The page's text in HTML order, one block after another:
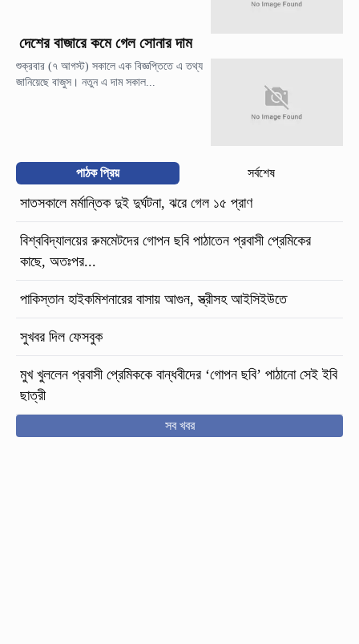
দেশের বাজারে কমে গেল সোনার দাম
শুক্রবার (৭ আগস্ট) সকালে এক বিজ্ঞপ্তিতে এ তথ্য
জানিয়েছে বাজুস। নতুন এ দাম সকাল...
পাঠক প্রিয় সর্বশেষ
সাতসকালে মর্মান্তিক দুই দুর্ঘটনা, ঝরে গেল ১৫ প্রাণ
বিশ্ববিদ্যালয়ের রুমমেটদের গোপন ছবি পাঠাতেন প্রবাসী প্রেমিকের
কাছে, অতঃপর...
পাকিস্তান হাইকমিশনারের বাসায় আগুন, স্ত্রীসহ আইসিইউতে
সুখবর দিল ফেসবুক
মুখ খুললেন প্রবাসী প্রেমিককে বান্ধবীদের ‘গোপন ছবি’ পাঠানো সেই ইবি
ছাত্রী
সব খবর